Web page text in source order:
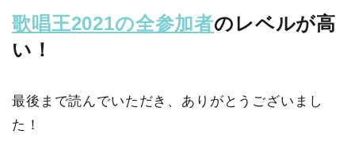
歌唱王2021の全参加者のレベルが高
い！
最後まで読んでいただき、ありがとうございまし
た！